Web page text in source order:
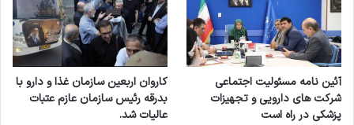
آئین نامه مسئولیت اجتماعی
شرکت های دارویی و تجهیزات
پزشکی در راه است
کاروان اربعین سازمان غذا و دارو با
بدرقه رئیس سازمان عازم عتبات
عالیات شد.